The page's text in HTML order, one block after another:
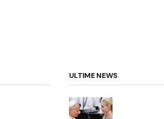
ULTIME NEWS